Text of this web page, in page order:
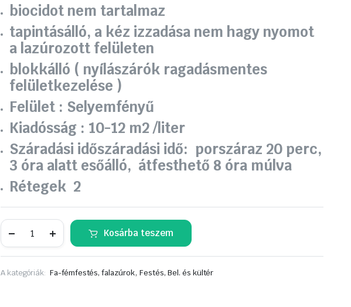
biocidot nem tartalmaz
tapintásálló, a kéz izzadása nem hagy nyomot
a lazúrozott felületen
blokkálló ( nyílászárók ragadásmentes
felületkezelése )
Felület : Selyemfényű
Kiadósság : 10-12 m2 /liter
Száradási időszáradási idő: porszáraz 20 perc,
3 óra alatt esőálló, átfesthető 8 óra múlva
Rétegek 2
Plus
0,75L
mennyiség
Kosárba teszem
A kategóriák: Fa-fémfestés, falazúrok, Festés, Bel. és kültér